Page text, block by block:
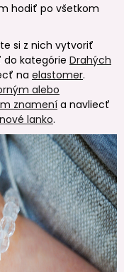
hodiť po všetkom
si z nich vytvoriť
do kategórie Drahých
na elastomer.
alebo
znamení a navliecť
lanko.